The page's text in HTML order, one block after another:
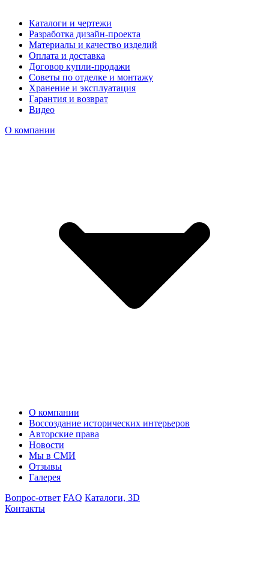
Каталоги и чертежи
Разработка дизайн-проекта
Материалы и качество изделий
Оплата и доставка
Договор купли-продажи
Советы по отделке и монтажу
Хранение и эксплуатация
Гарантия и возврат
Видео
О компании
О компании
Воссоздание исторических интерьеров
Авторские права
Новости
Мы в СМИ
Отзывы
Галерея
Вопрос-ответ FAQ Каталоги, 3D
Контакты